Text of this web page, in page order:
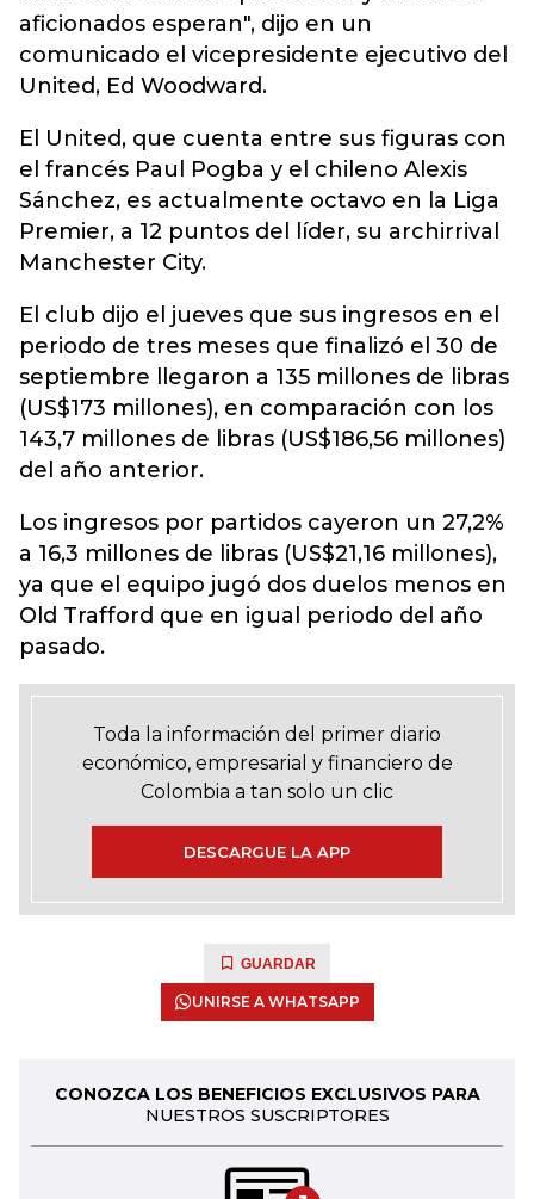
aficionados esperan", dijo en un
comunicado el vicepresidente ejecutivo del
United, Ed Woodward.
El United, que cuenta entre sus figuras con
el francés Paul Pogba y el chileno Alexis
Sánchez, es actualmente octavo en la Liga
Premier, a 12 puntos del líder, su archirrival
Manchester City.
El club dijo el jueves que sus ingresos en el
periodo de tres meses que finalizó el 30 de
septiembre llegaron a 135 millones de libras
(US$173 millones), en comparación con los
143,7 millones de libras (US$186,56 millones)
del año anterior.
Los ingresos por partidos cayeron un 27,2%
a 16,3 millones de libras (US$21,16 millones),
ya que el equipo jugó dos duelos menos en
Old Trafford que en igual periodo del año
pasado.
Toda la información del primer diario
económico, empresarial y financiero de
Colombia a tan solo un clic
DESCARGUE LA APP
GUARDAR
UNIRSE A WHATSAPP
CONOZCA LOS BENEFICIOS EXCLUSIVOS PARA
NUESTROS SUSCRIPTORES